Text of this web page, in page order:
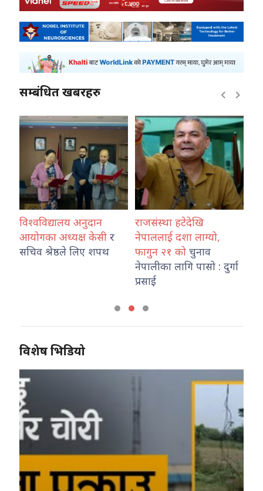
सम्बंधित खबरहरु
अनुदान
केसी र
लिए शपथ
राजसंस्था हटेदेखि
नेपाललाई दशा लाग्यो,
फागुन २१ को
चुनाव
नेपालीका लागि पासो : दुर्गा
कोशी प्रदेश
नेपाल प्रहरी
तथा ट्राफिक
कार्यालय
विशेष भिडियो